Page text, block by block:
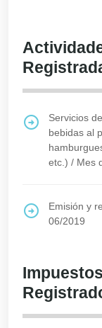
Servicios
bebidas al
etc.) / Mes
Emisión y
06/2019